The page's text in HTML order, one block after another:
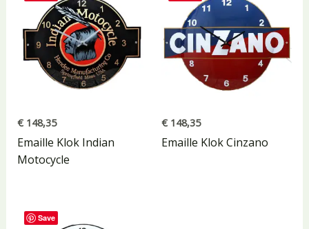
€148,35
Emaille Klok Indian
Motocycle
€ 148,35
Emaille Klok Cinzano
Save